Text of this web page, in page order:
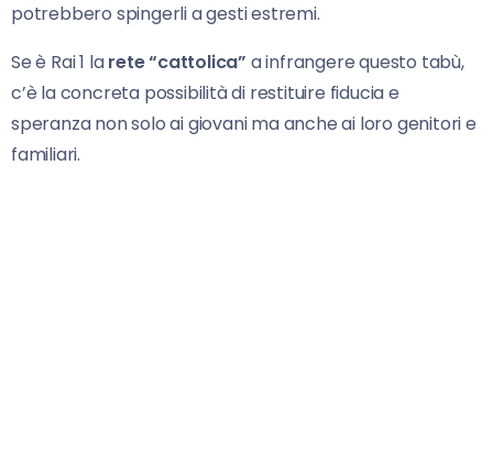
potrebbero spingerli a gesti estremi.
Se è Rai 1 larete “cattolica” a infrangere questo tabù,
c’è la concreta possibilità di restituire fiducia e
speranza non solo ai giovani ma anche ai loro genitori e
familiari.